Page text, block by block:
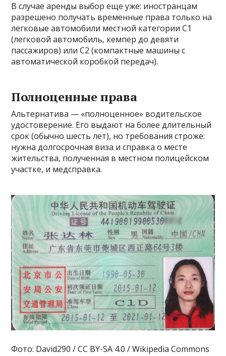
В случае аренды выбор еще уже: иностранцам
разрешено получать временные права только на
легковые автомобили местной категории C1
(легковой автомобиль, кемпер до девяти
пассажиров) или C2 (компактные машины с
автоматической коробкой передач).
Полноценные права
Альтернатива — «полноценное» водительское
удостоверение. Его выдают на более длительный
срок (обычно шесть лет), но требования строже:
нужна долгосрочная виза и справка о месте
жительства, полученная в местном полицейском
участке, и медсправка.
Фото: David290 / CC BY-SA 4.0 / Wikipedia Commons